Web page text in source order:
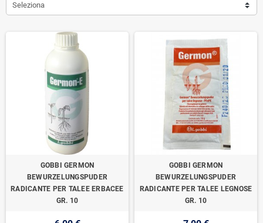
Seleziona
GOBBI GERMON
BEWURZELUNGSPUDER
RADICANTE PER TALEE ERBACEE
GR. 10
GOBBI GERMON
BEWURZELUNGSPUDER
RADICANTE PER TALEE LEGNOSE
GR. 10